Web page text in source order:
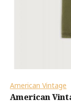
American Vintage
American